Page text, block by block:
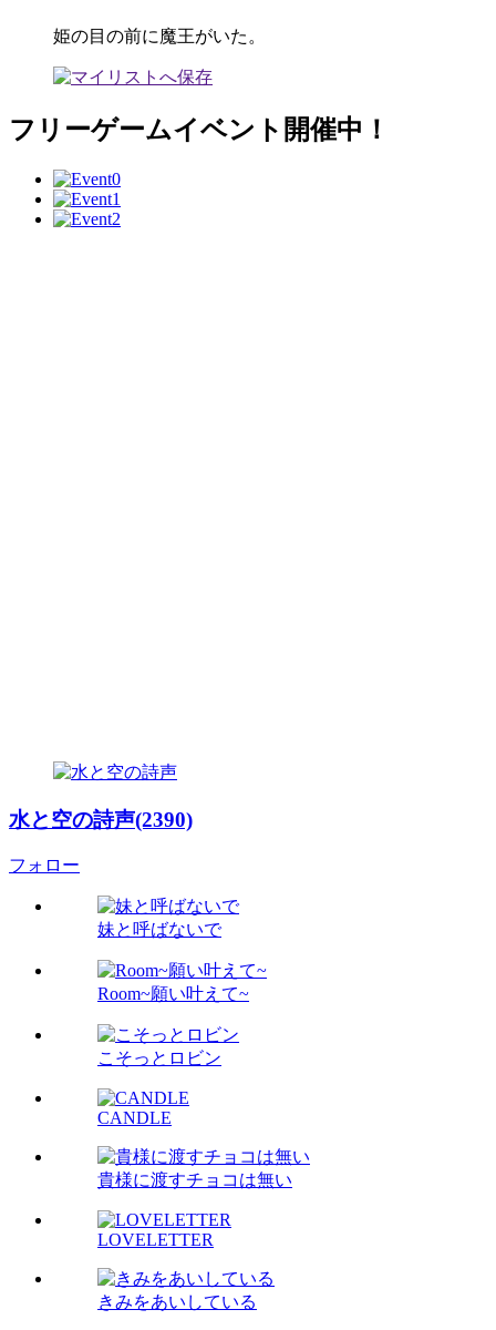
姫の目の前に魔王がいた。
フリーゲームイベント開催中！
水と空の詩声(2390)
フォロー
妹と呼ばないで
Room~願い叶えて~
こそっとロビン
CANDLE
貴様に渡すチョコは無い
LOVELETTER
きみをあいしている